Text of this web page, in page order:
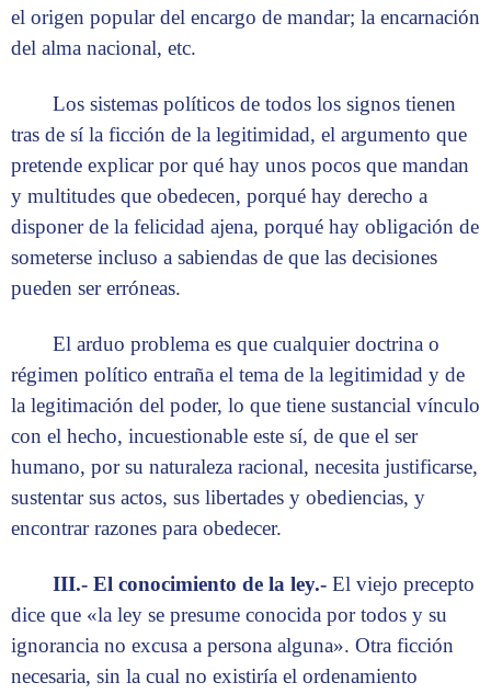
el origen popular del encargo de mandar; la encarnación
del alma nacional, etc.
Los sistemas políticos de todos los signos tienen
tras de sí la ficción de la legitimidad, el argumento que
pretende explicar por qué hay unos pocos que mandan
y multitudes que obedecen, porqué hay derecho a
disponer de la felicidad ajena, porqué hay obligación de
someterse incluso a sabiendas de que las decisiones
pueden ser erróneas.
El arduo problema es que cualquier doctrina o
régimen político entraña el tema de la legitimidad y de
la legitimación del poder, lo que tiene sustancial vínculo
con el hecho, incuestionable este sí, de que el ser
humano, por su naturaleza racional, necesita justificarse,
sustentar sus actos, sus libertades y obediencias, y
encontrar razones para obedecer.
III.- El conocimiento de la ley.-El viejo precepto
dice que «la ley se presume conocida por todos y su
ignorancia no excusa a persona alguna». Otra ficción
necesaria, sin la cual no existiría el ordenamiento